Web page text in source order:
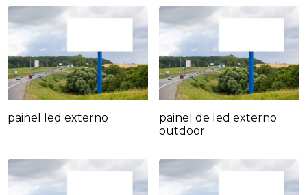
painel led externo
painel de led externo
outdoor